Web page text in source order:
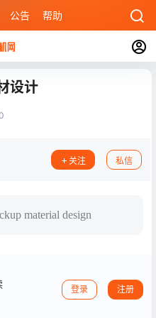
公告 帮助
设计
关注 私信
material design
登录 注册